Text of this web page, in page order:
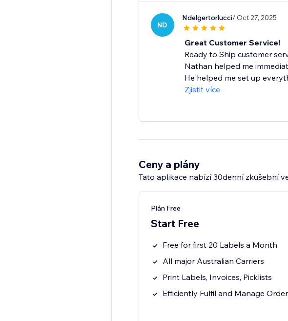
ND
Ndelgertorlucci/ Oct 27, 2025
Great Customer Service!
Ready to Ship customer
Nathan helped me
He helped me set up
Zjistit více
Ceny a plány
Tato aplikace nabízí 30denní zkušební
Plán Free
Start Free
Free for first 20 Labels a Month
All major Australian Carriers
Print Labels, Invoices, Picklists
Efficiently Fulfil and Manage